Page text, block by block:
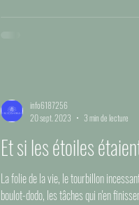
Et si les étoiles
La folie de la vie, le tourbillon
boulot-dodo, les tâches qui n'en
info6187256
20 sept. 2023
3 min de lecture